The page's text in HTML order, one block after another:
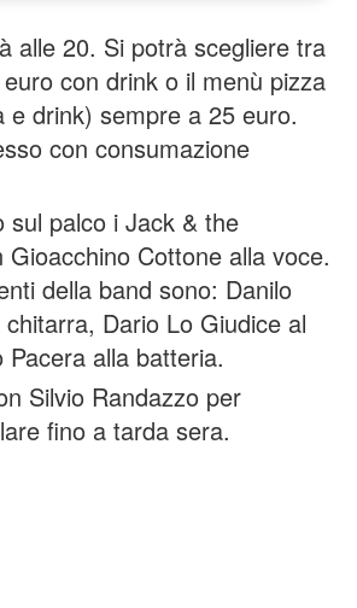
alle 20. Si potrà scegliere tra
euro con drink o il menù pizza
e drink) sempre a 25 euro.
con consumazione
sul palco i Jack & the
Cottone alla voce.
della band sono: Danilo
Dario Lo Giudice al
Pacera alla batteria.
Silvio Randazzo per
fino a tarda sera.